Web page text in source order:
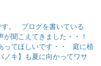
す。 ブログを書いている
聞こえてきました・・！
ってほしいです・・ 庭に植
ノキ】も夏に向かってワサ